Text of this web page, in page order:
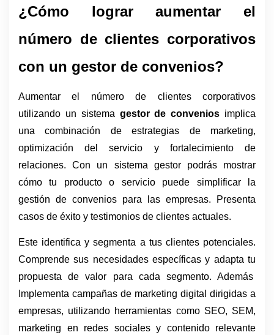
¿Cómo lograr aumentar el
número de clientes corporativos
con un gestor de convenios?
Aumentar el número de clientes corporativos
utilizando un sistema gestor de convenios implica
una combinación de estrategias de marketing,
optimización del servicio y fortalecimiento de
relaciones. Con un sistema gestor podrás mostrar
cómo tu producto o servicio puede simplificar la
gestión de convenios para las empresas. Presenta
casos de éxito y testimonios de clientes actuales.
Este identifica y segmenta a tus clientes potenciales.
Comprende sus necesidades específicas y adapta tu
propuesta de valor para cada segmento. Además
Implementa campañas de marketing digital dirigidas a
empresas, utilizando herramientas como SEO, SEM,
marketing en redes sociales y contenido relevante